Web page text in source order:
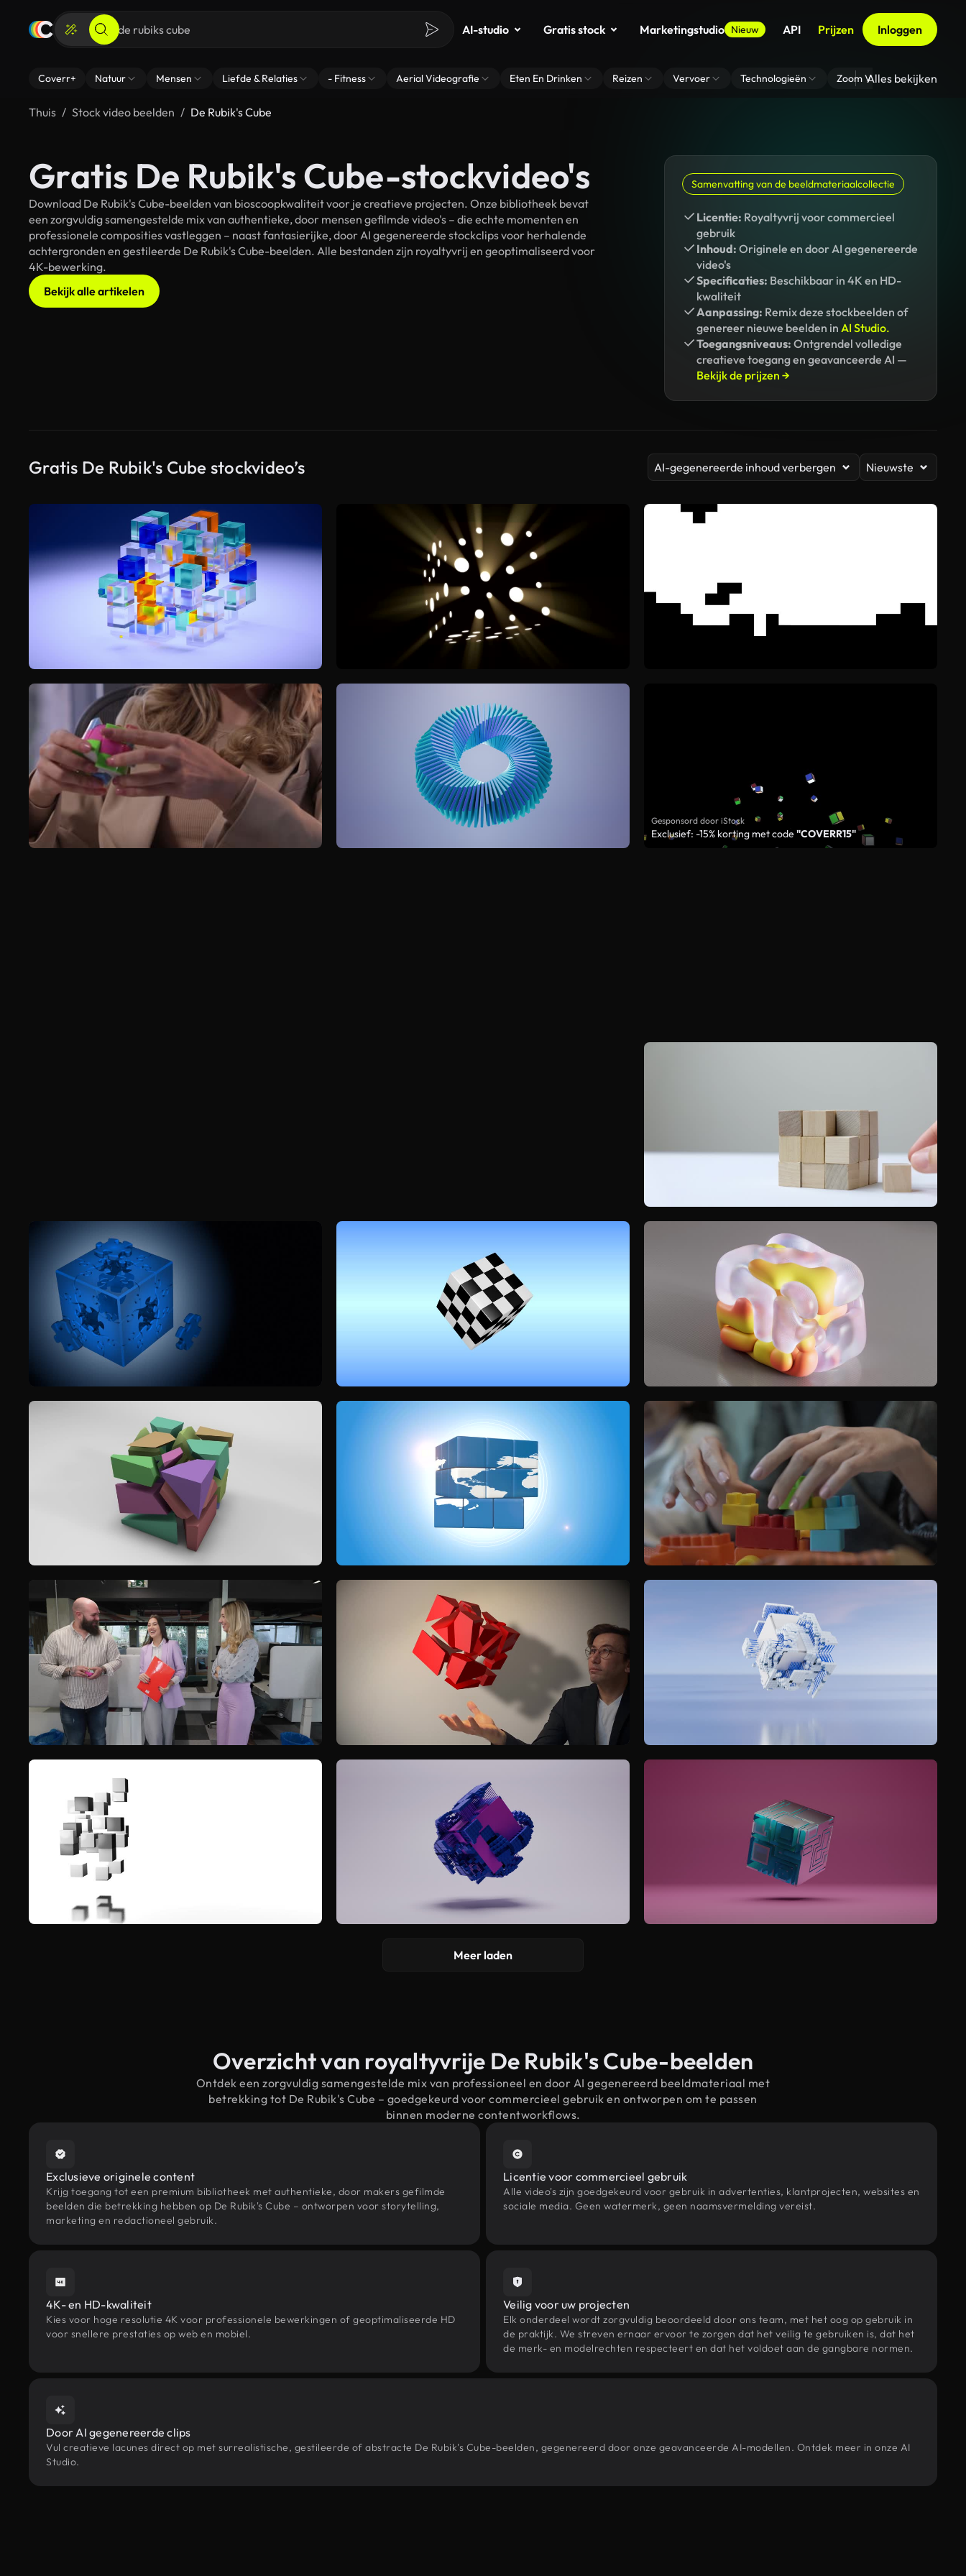
AI-studio Gratis stock Marketingstudio Nieuw API Prijzen Inloggen
Coverr+ Natuur Mensen Liefde & Relaties - Fitness Aerial Videografie Eten En Drinken Reizen Vervoer Technologieën Zoom Virtuele
Alles bekijken
Thuis Stock video beelden De Rubik's Cube
Gratis De Rubik's Cube-stockvideo's
Download De Rubik's Cube-beelden van bioscoopkwaliteit voor je creatieve projecten. Onze bibliotheek bevat
een zorgvuldig samengestelde mix van authentieke, door mensen gefilmde video's – die echte momenten en
professionele composities vastleggen – naast fantasierijke, door AI gegenereerde stockclips voor herhalende
achtergronden en gestileerde De Rubik's Cube-beelden. Alle bestanden zijn royaltyvrij en geoptimaliseerd voor
4K-bewerking.
Bekijk alle artikelen
Samenvatting van de beeldmateriaalcollectie
Licentie: Royaltyvrij voor commercieel
gebruik
Inhoud: Originele en door AI gegenereerde
video's
Specificaties: Beschikbaar in 4K en HD-
kwaliteit
Aanpassing: Remix deze stockbeelden of
genereer nieuwe beelden in AI Studio.
Toegangsniveaus: Ontgrendel volledige
creatieve toegang en geavanceerde AI —
Bekijk de prijzen →
Gratis De Rubik's Cube stockvideo’s AI-gegenereerde inhoud verbergen Nieuwste
Gesponsord door iStock
Exclusief: -15% korting met code "COVERR15"
Meer laden
Overzicht van royaltyvrije De Rubik's Cube-beelden
Ontdek een zorgvuldig samengestelde mix van professioneel en door AI gegenereerd beeldmateriaal met
betrekking tot De Rubik's Cube – goedgekeurd voor commercieel gebruik en ontworpen om te passen
binnen moderne contentworkflows.
Exclusieve originele content
Krijg toegang tot een premium bibliotheek met authentieke, door makers gefilmde
beelden die betrekking hebben op De Rubik's Cube – ontworpen voor storytelling,
marketing en redactioneel gebruik.
Licentie voor commercieel gebruik
Alle video's zijn goedgekeurd voor gebruik in advertenties, klantprojecten, websites en
sociale media. Geen watermerk, geen naamsvermelding vereist.
4K- en HD-kwaliteit
Kies voor hoge resolutie 4K voor professionele bewerkingen of geoptimaliseerde HD
voor snellere prestaties op web en mobiel.
Veilig voor uw projecten
Elk onderdeel wordt zorgvuldig beoordeeld door ons team, met het oog op gebruik in
de praktijk. We streven ernaar ervoor te zorgen dat het veilig te gebruiken is, dat het
de merk- en modelrechten respecteert en dat het voldoet aan de gangbare normen.
Door AI gegenereerde clips
Vul creatieve lacunes direct op met surrealistische, gestileerde of abstracte De Rubik's Cube-beelden, gegenereerd door onze geavanceerde AI-modellen. Ontdek meer in onze AI
Studio.